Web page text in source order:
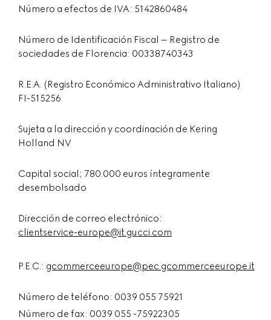
Número a efectos de IVA: 5142860484
Número de Identificación Fiscal – Registro de
sociedades de Florencia: 00338740343
R.E.A. (Registro Económico Administrativo Italiano)
FI-515256
Sujeta a la dirección y coordinación de Kering
Holland NV
Capital social; 780.000 euros íntegramente
desembolsado
Dirección de correo electrónico:
clientservice-europe@it.gucci.com
P.E.C.: gcommerceeurope@pec.gcommerceeurope.it
Número de teléfono: 0039 055 75921
Número de fax: 0039 055 -75922305